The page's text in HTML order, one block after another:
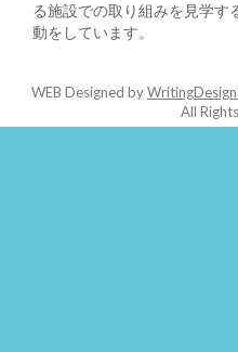
る施設での取り組みを見学す
動をしています。
WEB Designed by
All